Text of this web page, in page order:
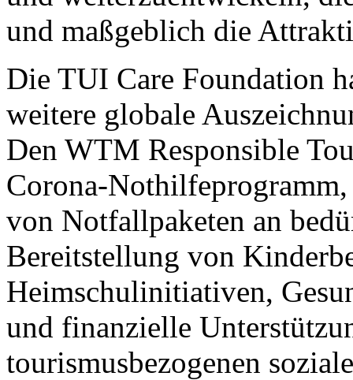
und maßgeblich die
Die TUI Care Foundation
weitere globale
Den WTM Responsible
Corona-
von Notfallpaketen an
Bereitstellung von
Heimschulinitiativen,
und finanzielle
tourismusbezogenen